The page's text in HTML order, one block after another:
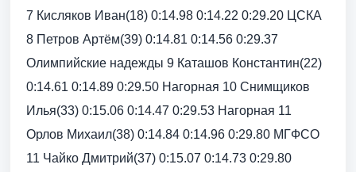
7 Кисляков Иван(18) 0:14.98 0:14.22 0:29.20 ЦСКА
8 Петров Артём(39) 0:14.81 0:14.56 0:29.37
Олимпийские надежды 9 Каташов Константин(22)
0:14.61 0:14.89 0:29.50 Нагорная 10 Снимщиков
Илья(33) 0:15.06 0:14.47 0:29.53 Нагорная 11
Орлов Михаил(38) 0:14.84 0:14.96 0:29.80 МГФСО
11 Чайко Дмитрий(37) 0:15.07 0:14.73 0:29.80